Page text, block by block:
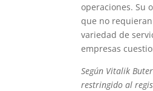
operaciones. Su
que no
variedad de
empresas
Según Vitalik
restringido al